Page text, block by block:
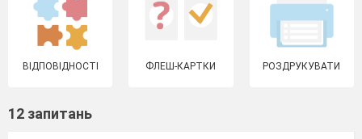
ВІДПОВІДНОСТІ ФЛЕШ-КАРТКИ РОЗДРУКУВАТИ
12 запитань